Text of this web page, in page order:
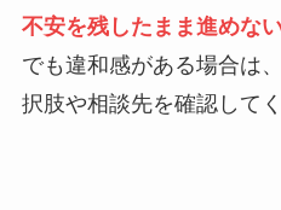
不安を残したまま進めな
でも違和感がある場合は
択肢や相談先を確認してく